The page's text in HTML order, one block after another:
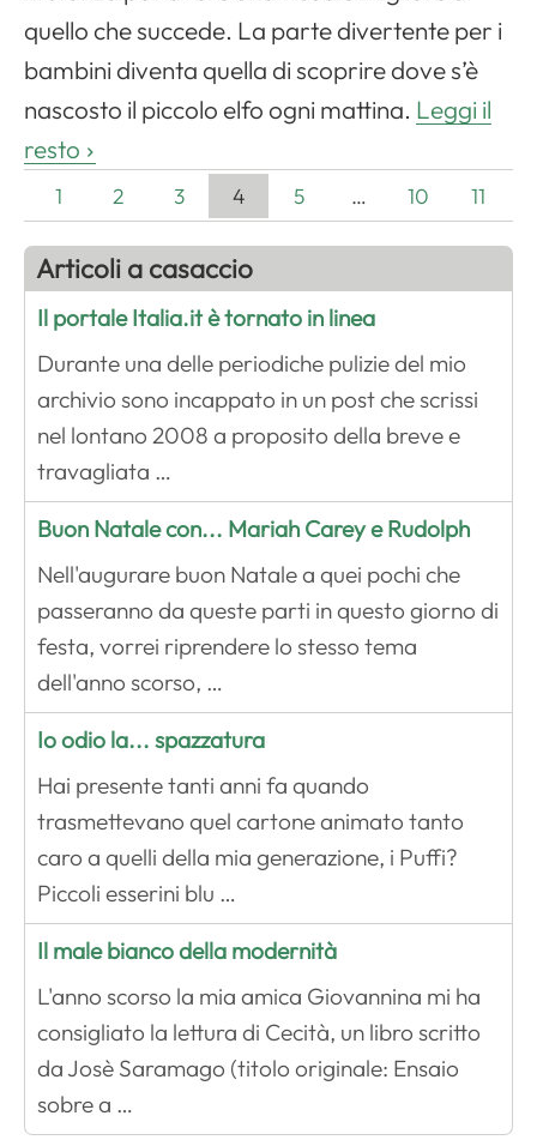
quello che succede. La parte divertente per i
bambini diventa quella di scoprire dove s’è
nascosto il piccolo elfo ogni mattina. Leggi il
resto
1 2 3 4 5 … 10 11
Articoli a casaccio
Il portale Italia.it è tornato in linea
Durante una delle periodiche pulizie del mio
archivio sono incappato in un post che scrissi
nel lontano 2008 a proposito della breve e
travagliata …
Buon Natale con... Mariah Carey e Rudolph
Nell'augurare buon Natale a quei pochi che
passeranno da queste parti in questo giorno di
festa, vorrei riprendere lo stesso tema
dell'anno scorso, …
Io odio la... spazzatura
Hai presente tanti anni fa quando
trasmettevano quel cartone animato tanto
caro a quelli della mia generazione, i Puffi?
Piccoli esserini blu …
Il male bianco della modernità
L'anno scorso la mia amica Giovannina mi ha
consigliato la lettura di Cecità, un libro scritto
da Josè Saramago (titolo originale: Ensaio
sobre a …